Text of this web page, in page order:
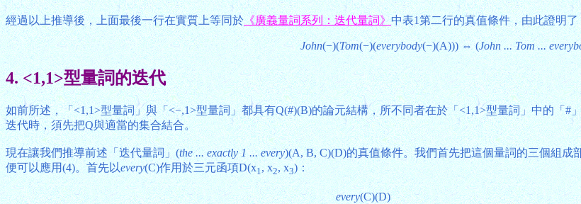
經過以上推導後，上面最後一行在實質上等同於《廣義量詞系列：迭代量詞》中表1第二行的真值條件，由此證明了
John(−)(Tom(−)(everybody(−)(A))) ⇔ (John ... Tom ...
4. <1,1>型量詞的迭代
如前所述，「<1,1>型量詞」與「<−,1>型量詞」都具有Q(#)(B)的論元結構，所不同者在於「<1,1>型量詞」中的「
迭代時，須先把Q與適當的集合結合。
現在讓我們推導前述「迭代量詞」(the ... exactly 1 ... every)(A, B, C)(D)的真值條件。我們首先把這個量詞的三個組成
便可以應用(4)。首先以every(C)作用於三元函項D(x1, x2, x3)：
every(C)(D)